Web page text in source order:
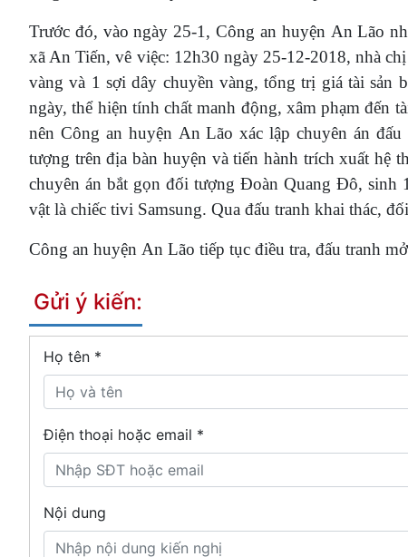
Trước đó, vào ngày 25-1, Công an huyện An Lão
xã An Tiến, vê việc: 12h30 ngày 25-12-2018, nhà
vàng và 1 sợi dây chuyền vàng, tổng trị giá tài
ngày, thể hiện tính chất manh động, xâm phạm đến
nên Công an huyện An Lão xác lập chuyên án
tượng trên địa bàn huyện và tiến hành trích xuất hệ
chuyên án bắt gọn đối tượng Đoàn Quang Đô,
vật là chiếc tivi Samsung. Qua đấu tranh khai thác,
Công an huyện An Lão tiếp tục điều tra, đấu tranh
Gửi ý kiến:
Họ tên *
Điện thoại hoặc email *
Nội dung